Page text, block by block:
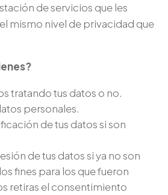
de servicios que les
mismo nivel de privacidad que
tratando tus datos o no.
personales.
de tus datos si son
de tus datos si ya no son
fines para los que fueron
retiras el consentimiento